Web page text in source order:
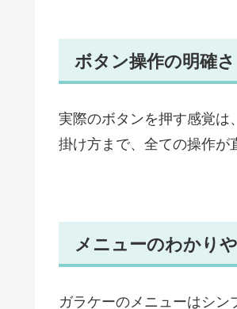
ボタン操作の明確さ
実際のボタンを押す感覚は
掛け方まで、全ての操作が
メニューのわかり
ガラケーのメニューはシ